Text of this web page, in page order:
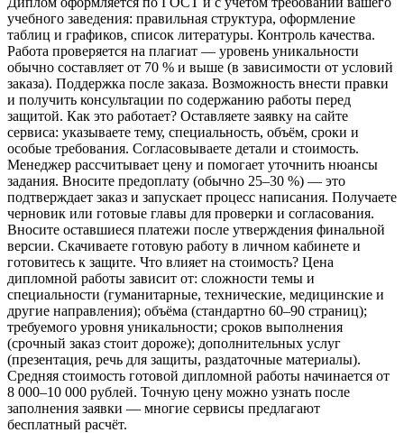
учебного заведения: правильная структура, оформление
таблиц и графиков, список литературы. Контроль качества.
Работа проверяется на плагиат — уровень уникальности
обычно составляет от 70 % и выше (в зависимости от условий
заказа). Поддержка после заказа. Возможность внести правки
и получить консультации по содержанию работы перед
защитой. Как это работает? Оставляете заявку на сайте
сервиса: указываете тему, специальность, объём, сроки и
особые требования. Согласовываете детали и стоимость.
Менеджер рассчитывает цену и помогает уточнить нюансы
задания. Вносите предоплату (обычно 25–30 %) — это
подтверждает заказ и запускает процесс написания. Получаете
черновик или готовые главы для проверки и согласования.
Вносите оставшиеся платежи после утверждения финальной
версии. Скачиваете готовую работу в личном кабинете и
готовитесь к защите. Что влияет на стоимость? Цена
дипломной работы зависит от: сложности темы и
специальности (гуманитарные, технические, медицинские и
другие направления); объёма (стандартно 60–90 страниц);
требуемого уровня уникальности; сроков выполнения
(срочный заказ стоит дороже); дополнительных услуг
(презентация, речь для защиты, раздаточные материалы).
Средняя стоимость готовой дипломной работы начинается от
8 000–10 000 рублей. Точную цену можно узнать после
заполнения заявки — многие сервисы предлагают
бесплатный расчёт.